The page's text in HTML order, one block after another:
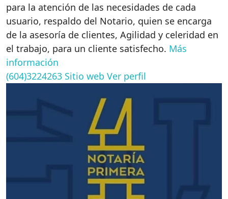
para la atención de las necesidades de cada
usuario, respaldo del Notario, quien se encarga
de la asesoría de clientes, Agilidad y celeridad en
el trabajo, para un cliente satisfecho. Más
información
(604)3224263 Sitio web Ver perfil